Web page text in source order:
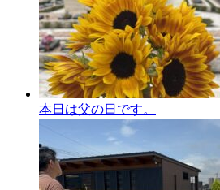
本日は父の日です。